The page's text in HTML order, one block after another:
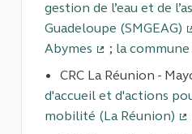
gestion de l’eau et de
Guadeloupe (SMGEAG)
Abymes
; la
CRC La Réunion -
d'accueil et d'actions
mobilité (La Réunion)